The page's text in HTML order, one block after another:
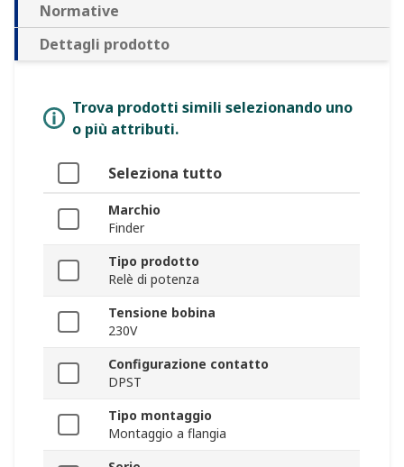
Normative
Dettagli prodotto
Trova prodotti simili selezionando uno
o più attributi.
Seleziona tutto
Marchio
Finder
Tipo prodotto
Relè di potenza
Tensione bobina
230V
Configurazione contatto
DPST
Tipo montaggio
Montaggio a flangia